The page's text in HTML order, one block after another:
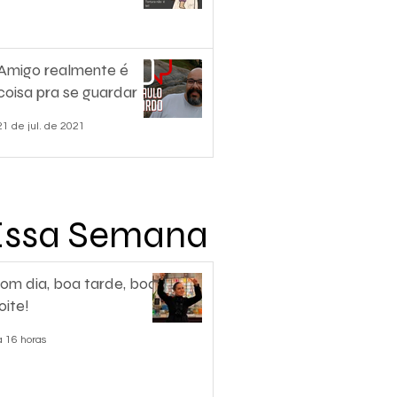
realmente é
pra se guardar
de jul. de 2021
dia, boa tarde, boa
16 horas
Semana